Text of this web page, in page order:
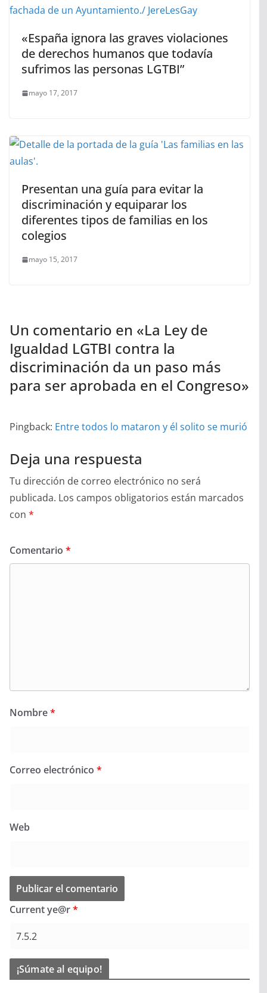
«España ignora las graves violaciones
de derechos humanos que todavía
sufrimos las personas LGTBI”
mayo 17, 2017
Presentan una guía para evitar la
discriminación y equiparar los
diferentes tipos de familias en los
colegios
mayo 15, 2017
Un comentario en «La Ley de
Igualdad LGTBI contra la
discriminación da un paso más
para ser aprobada en el Congreso»
Pingback: Entre todos lo mataron y él solito se murió
Deja una respuesta
Tu dirección de correo electrónico no será
publicada. Los campos obligatorios están marcados
con *
Comentario *
Nombre*
Correo electrónico *
Web
Current ye@r*
¡Súmate al equipo!